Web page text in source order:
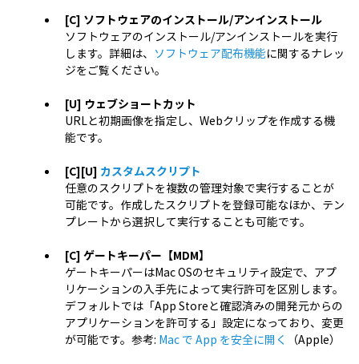
[C] ソフトウェアのインストール/アンインストール
ソフトウェアのインストール/アンインストールを実行
します。詳細は、 ソフトウェア配布機能に関するナレッ
ジをご覧ください。
[U] ウェブショートカット
URLと初期画像を指定し、Webクリップを作成する機
能です。
[C][U] カスタムスクリプト
任意のスクリプトを複数の管理対象で実行することが
可能です。作成したスクリプトを登録可能なほか、テン
プレートから選択して実行することも可能です。
[C] ゲートキーパー【MDM】
ゲートキーパーはMac OSのセキュリティ設定で、アプ
リケーションの入手先によって実行許可を区別します。
デフォルトでは「App Storeと確認済みの開発元からの
アプリケーションを許可する」設定になっており、変更
が可能です。参考: Mac で App を安全に開く （Apple）